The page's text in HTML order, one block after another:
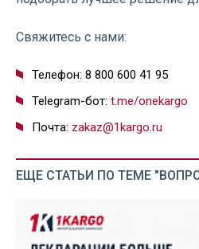
Свяжитесь с нами:
Телефон: 8 800 600 41 95
Telegram-бот: t.me/onekargo
Почта: zakaz@1kargo.ru
ЕЩЕ СТАТЬИ ПО ТЕМЕ